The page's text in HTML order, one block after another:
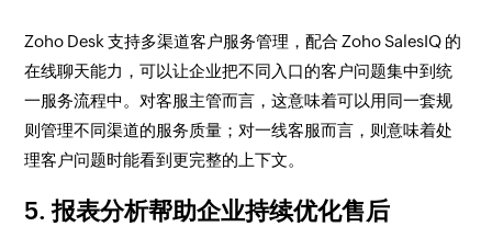
Zoho Desk 支持多渠道客户服务管理，配合 Zoho SalesIQ 的
在线聊天能力，可以让企业把不同入口的客户问题集中到统
一服务流程中。对客服主管而言，这意味着可以用同一套规
则管理不同渠道的服务质量；对一线客服而言，则意味着处
理客户问题时能看到更完整的上下文。
5. 报表分析帮助企业持续优化售后